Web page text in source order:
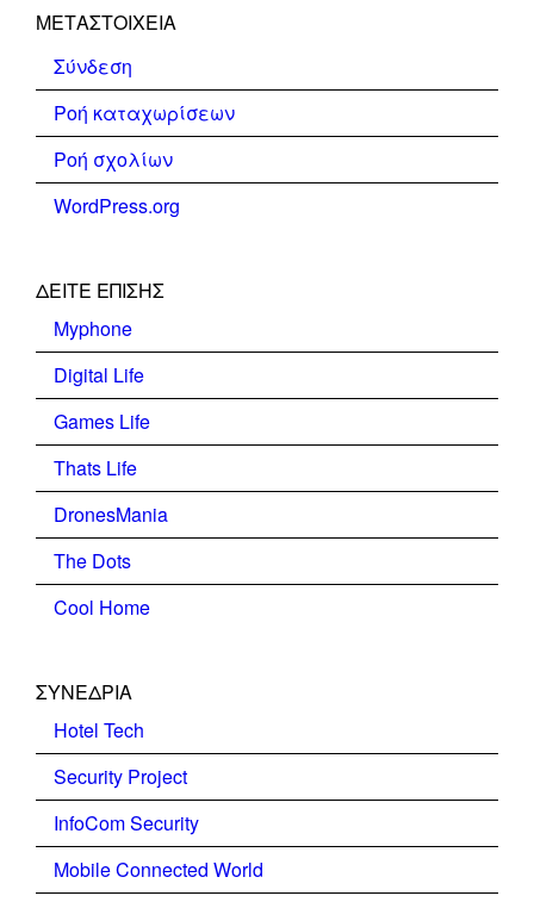
ΜΕΤΑΣΤΟΙΧΕΊΑ
Σύνδεση
Ροή καταχωρίσεων
Ροή σχολίων
WordPress.org
ΔΕΊΤΕ ΕΠΊΣΗΣ
Myphone
Digital Life
Games Life
Thats Life
DronesMania
The Dots
Cool Home
ΣΥΝΕΔΡΙΑ
Hotel Tech
Security Project
InfoCom Security
Mobile Connected World